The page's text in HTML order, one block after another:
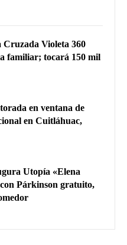
Cruzada Violeta 360
familiar; tocará 150 mil
en ventana de
en Cuitláhuac,
Utopía «Elena
Párkinson gratuito,